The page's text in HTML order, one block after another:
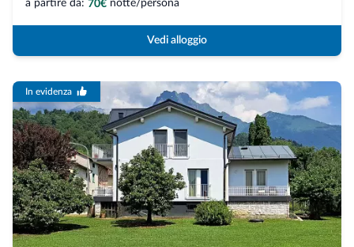
a partire da: 70€ notte/persona
Vedi alloggio
In evidenza